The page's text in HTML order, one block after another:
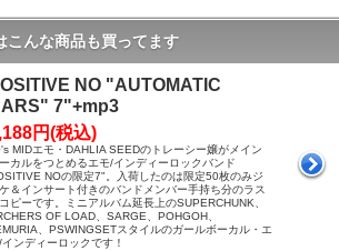
こんな商品も買ってます
NO "AUTOMATIC
7"+mp3
円(税込)
MIDエモ・DAHLIA SEEDのトレーシー嬢がメイン
カルをつとめるエモ/インディーロックバンド
NOの限定7"。入荷したのは限定50枚のみジ
＆インサート付きのバンドメンバー手持ち分のラス
コピーです。ミニアルバム延長上のSUPERCHUNK、
OF LOAD、SARGE、POHGOH、
、PSWINGSETスタイルのガールボーカル・エ
ンディーロックです！